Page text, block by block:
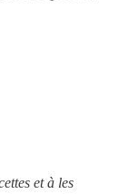
et à les